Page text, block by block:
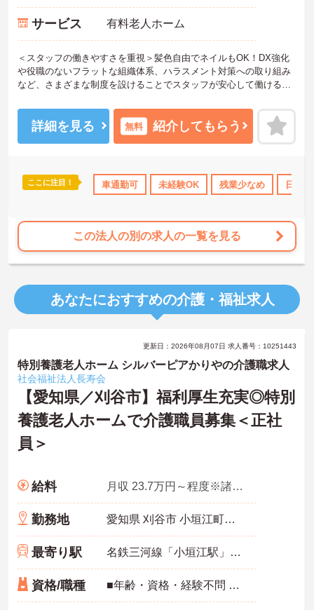
ナス・賞与あり 社会保険完備 交通費支給
サービス 有料老人ホーム
＜スタッフの働きやすさを重視＞髪色自由でネイルもOK！DX強化
や役職のないフラットな組織体系、ハラスメント対策への取り組み
など、さまざまな制度を設けることでスタッフが安心して働ける環
＜施設ケアマネとしてのやりがい＞入居者様の日常を直接確認し、
最適なケアプランを作成できます。入居者様と常に関わることで気
づきが生まれ、その気づきからケアプランを変更することで自立支
くことを大切にしながらも、苦手分野は互いで補い合うなど、チー
ムとしてしっかりと連携を取りながら日々の業務に努められていま
ますのでお気軽にご相談ください！
詳細を見る 無料 紹介してもらう
ここに注目！ 車通勤可 未経験OK 残業少なめ 日勤
この法人の別の求人の一覧を見る
あなたにおすすめの介護・福祉求人
更新日：2026年08月07日 求人番号：10251443
特別養護老人ホーム シルバーピアかりやの介護職求人
社会福祉法人長寿会
【愛知県／刈谷市】福利厚生充実◎特別
養護老人ホームで介護職員募集＜正社
員＞
給料 月収 23.7万円～程度※諸手当込み
勤務地 愛知県 刈谷市 小垣江町白沢45
最寄り駅 名鉄三河線「小垣江駅」バス・車5分
資格/職種 ■年齢・資格・経験不問 ■ブランク可 ■普通自動車免許 ■経験者優遇